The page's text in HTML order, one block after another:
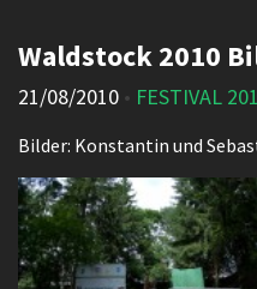
Waldstock 2010
21/08/2010 • FESTIVAL
Bilder: Konstantin und